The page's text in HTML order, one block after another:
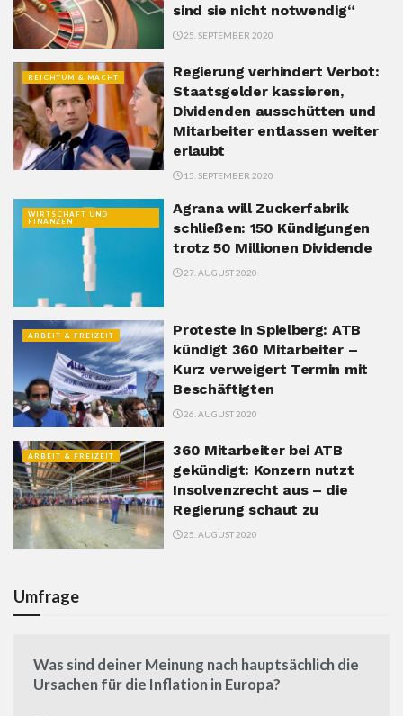
sind sie nicht notwendig“
25. SEPTEMBER 2020
REICHTUM & MACHT
Regierung verhindert Verbot:
Staatsgelder kassieren,
Dividenden ausschütten und
Mitarbeiter entlassen weiter
erlaubt
15. SEPTEMBER 2020
WIRTSCHAFT UND
FINANZEN
Agrana will Zuckerfabrik
schließen: 150 Kündigungen
trotz 50 Millionen Dividende
27. AUGUST 2020
ARBEIT & FREIZEIT
Proteste in Spielberg: ATB
kündigt 360 Mitarbeiter –
Kurz verweigert Termin mit
Beschäftigten
26. AUGUST 2020
ARBEIT & FREIZEIT
360 Mitarbeiter bei ATB
gekündigt: Konzern nutzt
Insolvenzrecht aus – die
Regierung schaut zu
25. AUGUST 2020
Umfrage
Was sind deiner Meinung nach hauptsächlich die
Ursachen für die Inflation in Europa?